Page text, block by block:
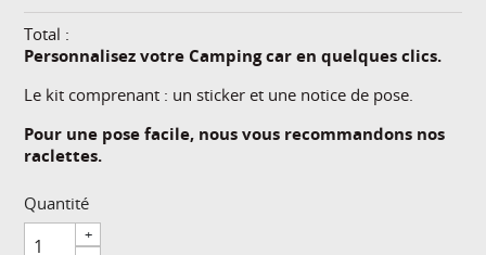
Total :
Personnalisez votre Camping car en quelques clics.
Le kit comprenant : un sticker et une notice de pose.
Pour une pose facile, nous vous recommandons nos
raclettes.
Quantité
+